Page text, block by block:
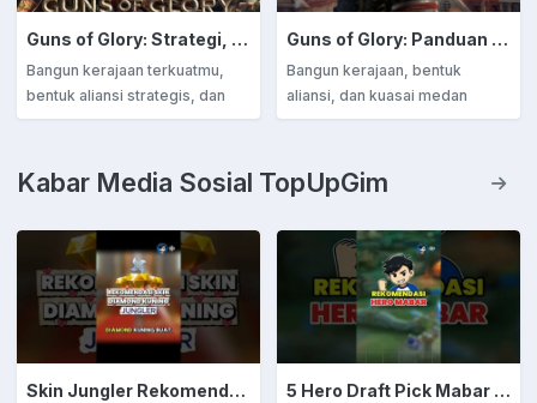
Guns of Glory: Strategi, Aliansi, dan Dominasi di Dunia MMO
Bangun kerajaan terkuatmu,
bentuk aliansi strategis, dan
kuasai medan perang di Guns
dan kerja sama adalah kuncimu
menuju takhta kejayaan!
Guns of Glory: Panduan Lengkap, Strategi, dan Komunitas di Dunia Kerajaan Musket
Bangun kerajaan, bentuk
aliansi, dan kuasai medan
perang di Guns of Glory!
maksimalkan potensi
pasukanmu dalam panduan
Kabar Media Sosial TopUpGim
Skin Jungler Rekomendasi Diamond Kuning 5 Hero Draft Pick Mabar Auto Win